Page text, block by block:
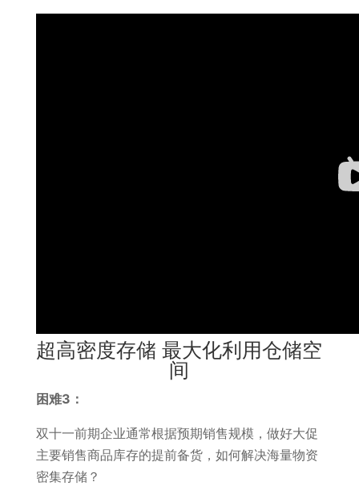
超高密度存储 最大化利用仓储空
间
困难3：
双十一前期企业通常根据预期销售规模，做好大促
主要销售商品库存的提前备货，如何解决海量物资
密集存储？